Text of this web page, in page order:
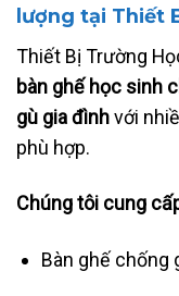
lượng tại Thiết
Thiết Bị Trường
bàn ghế học sinh
gù gia đìnhvới
phù hợp.
Chúng tôi cung
Bàn ghế chống